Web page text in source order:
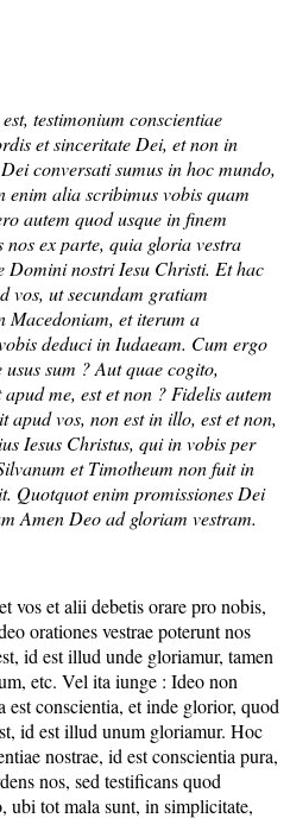
testimonium conscientiae
et sinceritate Dei, et non in
conversati sumus in hoc mundo,
enim alia scribimus vobis quam
autem quod usque in finem
nos ex parte, quia gloria vestra
Domini nostri Iesu Christi. Et hac
vos, ut secundam gratiam
Macedoniam, et iterum a
deduci in Iudaeam. Cum ergo
sum ? Aut quae cogito,
me, est et non ? Fidelis autem
apud vos, non est in illo, est et non,
Iesus Christus, qui in vobis per
et Timotheum non fuit in
Quotquot enim promissiones Dei
Amen Deo ad gloriam vestram.
vos et alii debetis orare pro nobis,
orationes vestrae poterunt nos
id est illud unde gloriamur, tamen
etc. Vel ita iunge : Ideo non
conscientia, et inde glorior, quod
id est illud unum gloriamur. Hoc
nostrae, id est conscientia pura,
nos, sed testificans quod
ubi tot mala sunt, in simplicitate,